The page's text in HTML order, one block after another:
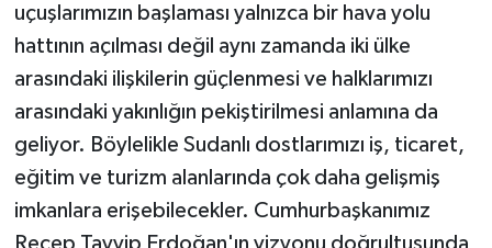
uçuşlarımızın başlaması yalnızca bir hava yolu
hattının açılması değil aynı zamanda iki ülke
arasındaki ilişkilerin güçlenmesi ve halklarımızı
arasındaki yakınlığın pekiştirilmesi anlamına da
geliyor. Böylelikle Sudanlı dostlarımızı iş, ticaret,
eğitim ve turizm alanlarında çok daha gelişmiş
imkanlara erişebilecekler. Cumhurbaşkanımız
Recep Tayyip Erdoğan'ın vizyonu doğrultusunda